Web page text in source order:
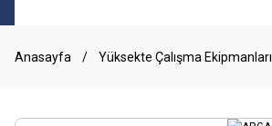
Anasayfa Yüksekte Çalışma Ekipmanları